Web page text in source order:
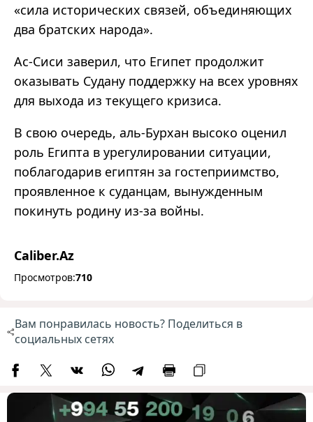
«сила исторических связей, объединяющих
два братских народа».
Ас-Сиси заверил, что Египет продолжит
оказывать Судану поддержку на всех уровнях
для выхода из текущего кризиса.
В свою очередь, аль-Бурхан высоко оценил
роль Египта в урегулировании ситуации,
поблагодарив египтян за гостеприимство,
проявленное к суданцам, вынужденным
покинуть родину из-за войны.
Caliber.Az
Просмотров:710
Вам понравилась новость? Поделиться в
социальных сетях